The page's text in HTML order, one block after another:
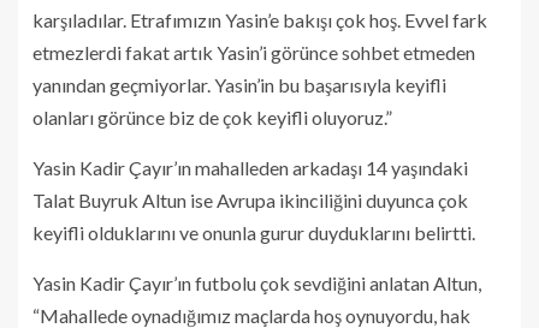
karşıladılar. Etrafımızın Yasin’e bakışı çok hoş. Evvel fark
etmezlerdi fakat artık Yasin’i görünce sohbet etmeden
yanından geçmiyorlar. Yasin’in bu başarısıyla keyifli
olanları görünce biz de çok keyifli oluyoruz.”
Yasin Kadir Çayır’ın mahalleden arkadaşı 14 yaşındaki
Talat Buyruk Altun ise Avrupa ikinciliğini duyunca çok
keyifli olduklarını ve onunla gurur duyduklarını belirtti.
Yasin Kadir Çayır’ın futbolu çok sevdiğini anlatan Altun,
“Mahallede oynadığımız maçlarda hoş oynuyordu, hak